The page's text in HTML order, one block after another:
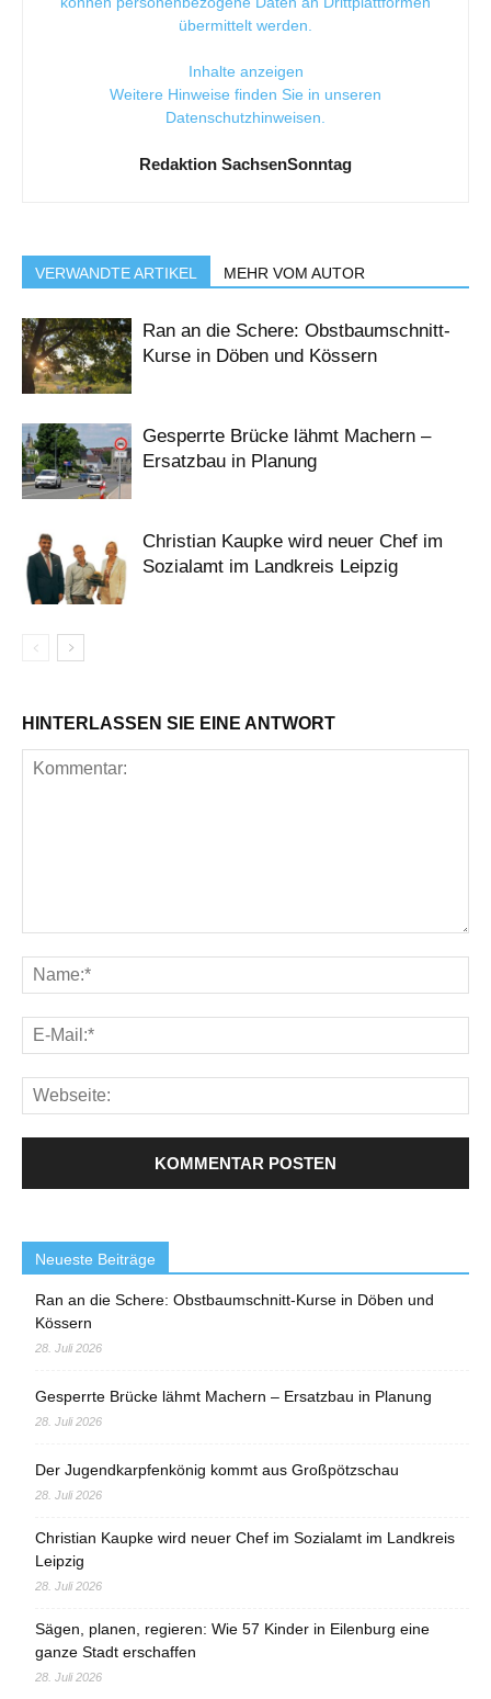
übermittelt werden.
Inhalte anzeigen
Weitere Hinweise finden Sie in unseren
Datenschutzhinweisen
Redaktion SachsenSonntag
VERWANDTE ARTIKEL MEHR VOM AUTOR
Ran an die Schere: Obstbaumschnitt-
Kurse in Döben und Kössern
Gesperrte Brücke lähmt Machern –
Ersatzbau in Planung
Christian Kaupke wird neuer Chef im
Sozialamt im Landkreis Leipzig
HINTERLASSEN SIE EINE ANTWORT
Neueste Beiträge
Ran an die Schere: Obstbaumschnitt-Kurse in Döben und
Kössern
28. Juli 2026
Gesperrte Brücke lähmt Machern – Ersatzbau in Planung
28. Juli 2026
Der Jugendkarpfenkönig kommt aus Großpötzschau
28. Juli 2026
Christian Kaupke wird neuer Chef im Sozialamt im Landkreis
Leipzig
28. Juli 2026
Sägen, planen, regieren: Wie 57 Kinder in Eilenburg eine
ganze Stadt erschaffen
28. Juli 2026